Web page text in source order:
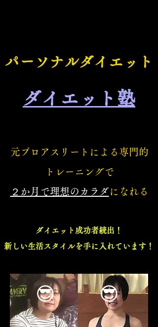
パーソナルダイエット
​ダイエット塾
​元プロアスリートによる専門的
トレーニングで
２か月で理想のカラダ になれる
ダイエット成功者続出！
​新しい生活スタイルを手に入れています！
😎
😎